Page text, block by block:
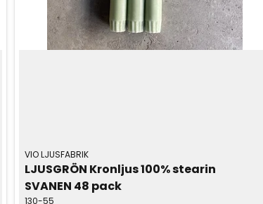
VIO LJUSFABRIK
LJUSGRÖN Kronljus 100% stearin
SVANEN 48 pack
130-55